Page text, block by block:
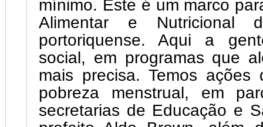
mínimo. Este é um marco
Alimentar e Nutricional
portoriquense. Aqui a
social, em programas que
mais precisa. Temos ações
pobreza menstrual, em
secretarias de Educação e